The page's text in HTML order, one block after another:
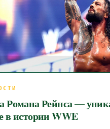
Романа Рейнса —
в истории WWE